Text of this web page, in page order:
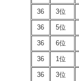
36 3位
36 5位
36 6位
36 1位
36 3位